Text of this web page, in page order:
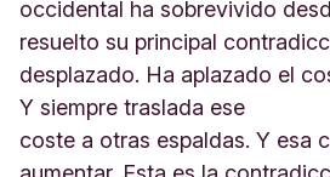
occidental ha sobrevivido
resuelto su principal
desplazado. Ha aplazado el
Y siempre traslada ese
coste a otras espaldas. Y esa